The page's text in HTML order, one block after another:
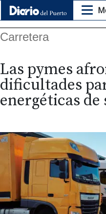
Carretera
Las pymes
dificultades
energéticas de